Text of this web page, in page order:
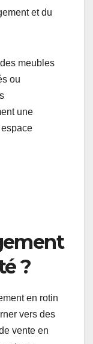
en
un banc
meubles
ou
une